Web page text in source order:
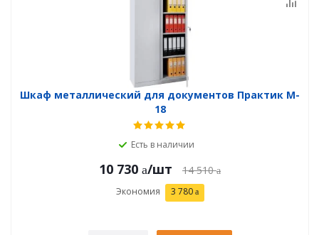
Шкаф металлический для документов Практик M-
18
Есть в наличии
10 730 /шт 14 510
Экономия 3 780